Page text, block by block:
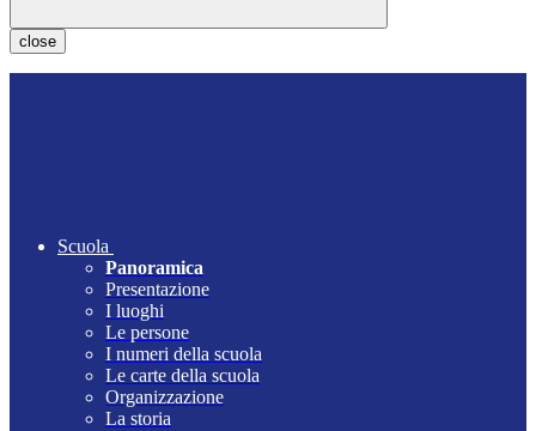
close
Scuola
Panoramica
Presentazione
I luoghi
Le persone
I numeri della scuola
Le carte della scuola
Organizzazione
La storia